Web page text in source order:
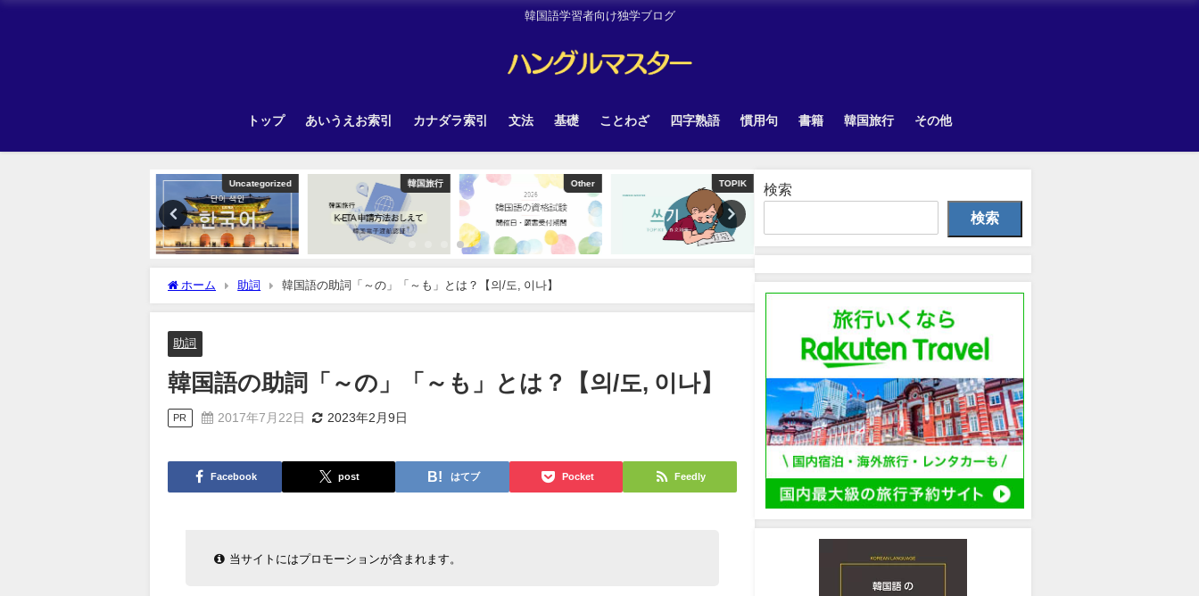
韓国語学習者向け独学ブログ
トップ あいうえお索引 カナダラ索引 文法 基礎 ことわざ 四字熟語 慣用句 書籍 韓国旅行 その他
Uncategorized 韓国旅行 Other TOPIK
ホーム 助詞 韓国語の助詞「～の」「～も」とは？【의/도, 이나】
助詞
韓国語の助詞「～の」「～も」とは？【의/도, 이나】
PR 2017年7月22日 2023年2月9日
Facebook post はてブ Pocket Feedly
当サイトにはプロモーションが含まれます。
検索
検索